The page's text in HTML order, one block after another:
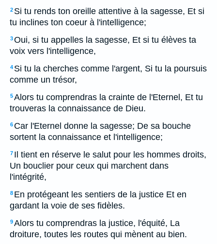
2 Si tu rends ton oreille attentive à la sagesse, Et si
tu inclines ton coeur à l'intelligence;
3Oui, si tu appelles la sagesse, Et si tu élèves ta
voix vers l'intelligence,
4 Si tu la cherches comme l'argent, Si tu la poursuis
comme un trésor,
5Alors tu comprendras la crainte de l'Eternel, Et tu
trouveras la connaissance de Dieu.
6 Car l'Eternel donne la sagesse; De sa bouche
sortent la connaissance et l'intelligence;
7 Il tient en réserve le salut pour les hommes droits,
Un bouclier pour ceux qui marchent dans
l'intégrité,
8 En protégeant les sentiers de la justice Et en
gardant la voie de ses fidèles.
9Alors tu comprendras la justice, l'équité, La
droiture, toutes les routes qui mènent au bien.